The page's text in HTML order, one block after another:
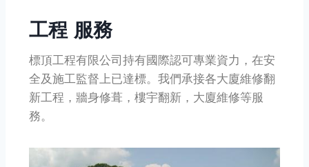
工程 服務
標頂工程有限公司持有國際認可專業資力，在安
全及施工監督上已達標。我們承接各大廈維修翻
新工程，牆身修葺，樓宇翻新，大廈維修等服
務。